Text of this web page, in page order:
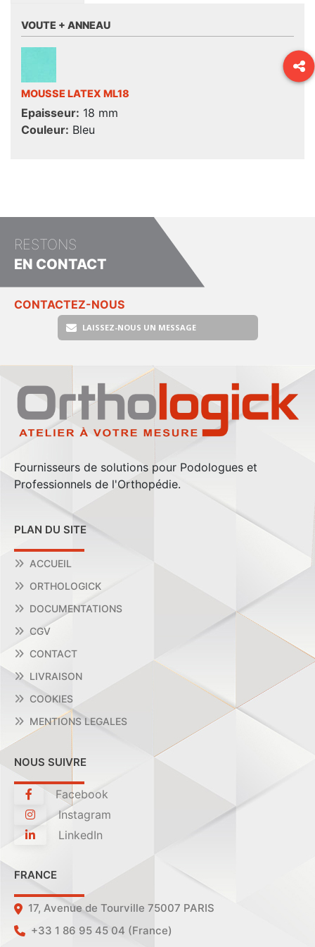
VOUTE + ANNEAU
MOUSSE LATEX ML18
Epaisseur: 18 mm
Couleur: Bleu
RESTONS
EN CONTACT
CONTACTEZ-NOUS
LAISSEZ-NOUS UN MESSAGE
Fournisseurs de solutions pour Podologues et
Professionnels de l'Orthopédie.
PLAN DU SITE
ACCUEIL
ORTHOLOGICK
DOCUMENTATIONS
CGV
CONTACT
LIVRAISON
COOKIES
MENTIONS LEGALES
NOUS SUIVRE
Facebook
Instagram
LinkedIn
FRANCE
17, Avenue de Tourville 75007 PARIS
+33 1 86 95 45 04 (France)